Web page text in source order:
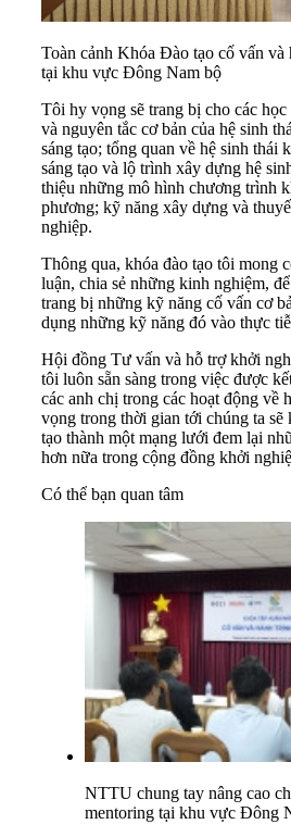
Toàn cảnh Khóa Đào tạo cố vấn
tại khu vực Đông Nam bộ
Tôi hy vọng sẽ trang bị cho các
và nguyên tắc cơ bản của hệ sinh
sáng tạo; tổng quan về hệ sinh thái
sáng tạo và lộ trình xây dựng hệ
thiệu những mô hình chương trình
phương; kỹ năng xây dựng và
nghiệp.
Thông qua, khóa đào tạo tôi mong
luận, chia sẻ những kinh nghiệm,
trang bị những kỹ năng cố vấn cơ
dụng những kỹ năng đó vào thực
Hội đồng Tư vấn và hỗ trợ khởi
tôi luôn sẵn sàng trong việc được
các anh chị trong các hoạt động về
vọng trong thời gian tới chúng ta sẽ
tạo thành một mạng lưới đem lại
hơn nữa trong cộng đồng khởi
Có thể bạn quan tâm
NTTU chung tay nâng cao
mentoring tại khu vực Đông